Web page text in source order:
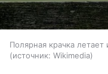
Полярная крачка летает
источник: Wikimedia